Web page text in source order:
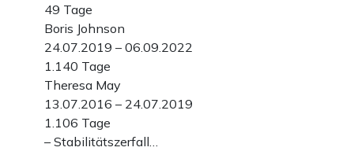
49 Tage
Boris Johnson
24.07.2019 – 06.09.2022
1.140 Tage
Theresa May
13.07.2016 – 24.07.2019
1.106 Tage
– Stabilitätszerfall…